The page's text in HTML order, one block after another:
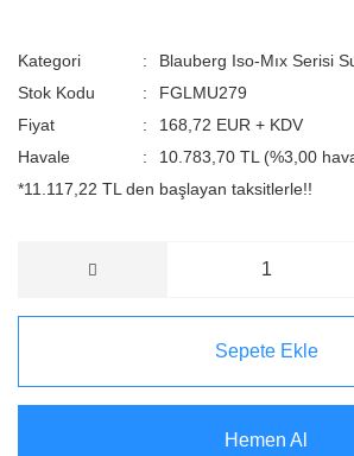
Kategori
Blauberg Iso-Mıx Serisi
Stok Kodu
FGLMU279
Fiyat
168,72 EUR + KDV
Havale
10.783,70 TL (%3,00
*11.117,22 TL den başlayan taksitlerle!!
Sepete Ekle
Hemen Al